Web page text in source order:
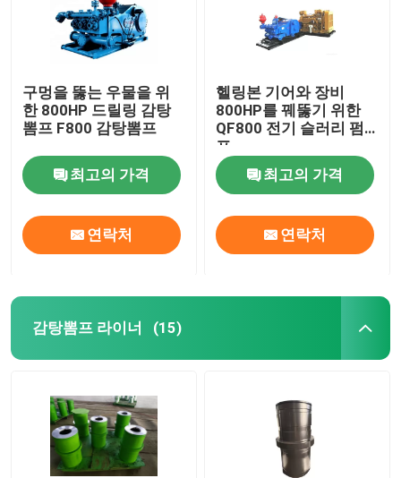
구멍을 뚫는 우물을 위
한 800HP 드릴링 감탕
뽐프 F800 감탕뽐프
최고의 가격
연락처
헬링본 기어와 장비
800HP를 꿰뚫기 위한
QF800 전기 슬러리 펌
프
최고의 가격
연락처
감탕뽐프 라이너 (15)